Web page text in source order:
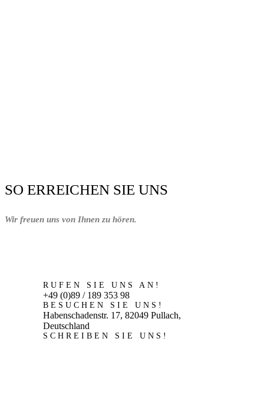
SO ERREICHEN SIE UNS
Wir freuen uns von Ihnen zu hören.
RUFEN SIE UNS AN!
+49 (0)89 / 189 353 98
BESUCHEN SIE UNS!
Habenschadenstr. 17, 82049 Pullach,
Deutschland
SCHREIBEN SIE UNS!